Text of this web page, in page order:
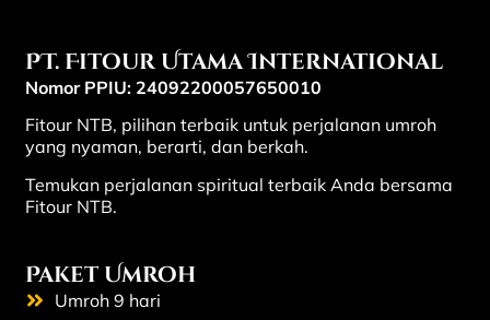
PT. Fitour Utama International
Nomor PPIU: 24092200057650010
Fitour NTB, pilihan terbaik untuk perjalanan umroh
yang nyaman, berarti, dan berkah.
Temukan perjalanan spiritual terbaik Anda bersama
Fitour NTB.
Paket Umroh
Umroh 9 hari